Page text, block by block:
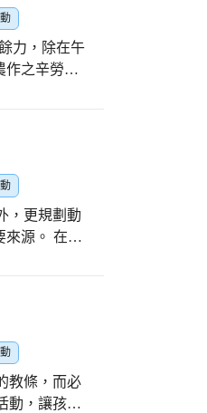
力，除在午
作之辛勞，
、農業生
，更規劃動
來源。 在傳
要性。
教條，而必
動，讓孩子